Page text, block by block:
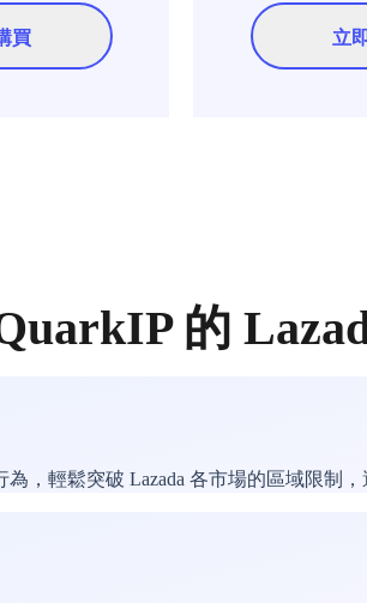
買 立
的
，輕鬆突破 Lazada 各市場的區域限制，